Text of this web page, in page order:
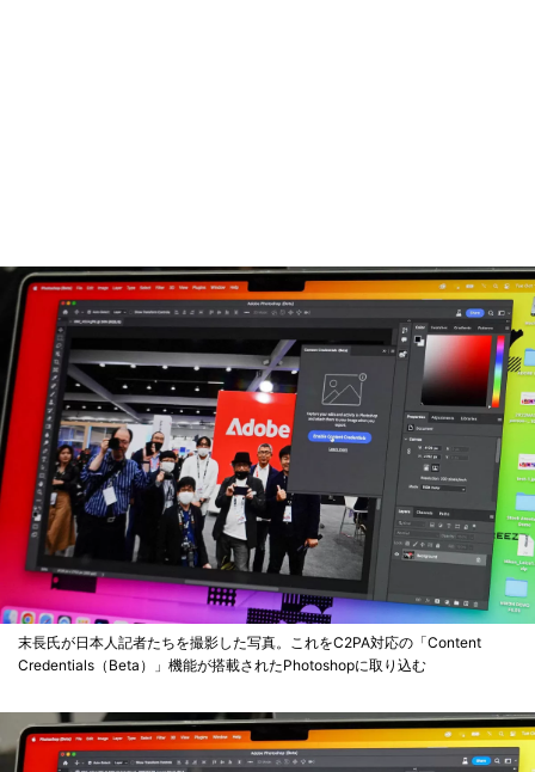
末長氏が日本人記者たちを撮影した写真。これをC2PA対応の「Content
Credentials（Beta）」機能が搭載されたPhotoshopに取り込む